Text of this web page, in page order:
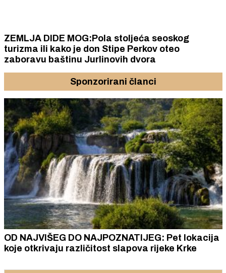
ZEMLJA DIDE MOG:Pola stoljeća seoskog
turizma ili kako je don Stipe Perkov oteo
zaboravu baštinu Jurlinovih dvora
Sponzorirani članci
OD NAJVIŠEG DO NAJPOZNATIJEG: Pet lokacija
koje otkrivaju različitost slapova rijeke Krke